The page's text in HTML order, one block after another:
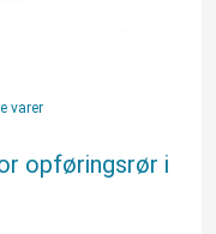
varer
opføringsrør i